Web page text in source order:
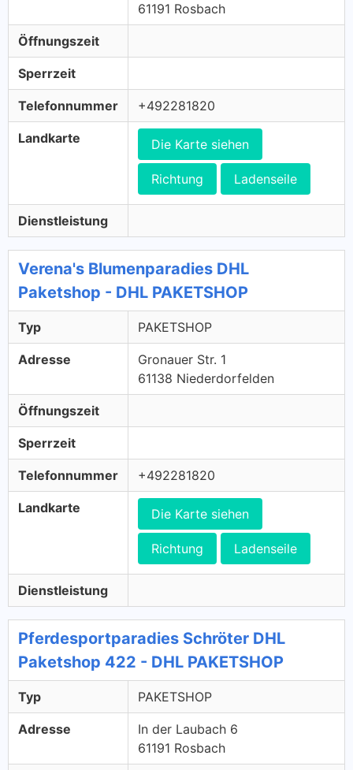
61191 Rosbach
Öffnungszeit
Sperrzeit
Telefonnummer +492281820
Landkarte Die Karte siehen
Richtung Ladenseile
Dienstleistung
Verena's Blumenparadies DHL
Paketshop - DHL PAKETSHOP
Typ PAKETSHOP
Adresse
Gronauer Str. 1
61138 Niederdorfelden
Öffnungszeit
Sperrzeit
Telefonnummer +492281820
Landkarte Die Karte siehen
Richtung Ladenseile
Dienstleistung
Pferdesportparadies Schröter DHL
Paketshop 422 - DHL PAKETSHOP
Typ PAKETSHOP
Adresse
In der Laubach 6
61191 Rosbach